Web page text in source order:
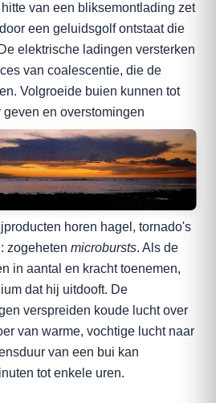
van een bliksemontlading zet
een geluidsgolf ontstaat die
elektrische ladingen versterken
van coalescentie, die de
Volgroeide buien kunnen tot
geven en overstomingen
horen hagel, tornado's
zogeheten microbursts. Als de
in aantal en kracht toenemen,
dat hij uitdooft. De
verspreiden koude lucht over
van warme, vochtige lucht naar
van een bui kan
tot enkele uren.